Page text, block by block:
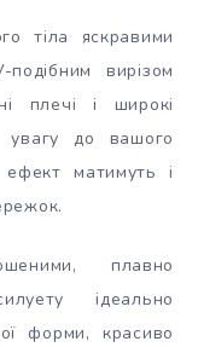
тіла яскравими
вирізом
плечі і широкі
увагу до вашого
матимуть і
плавно
ідеально
форми, красиво